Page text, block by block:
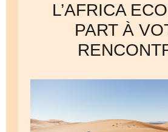
L’AFRICA
PART À